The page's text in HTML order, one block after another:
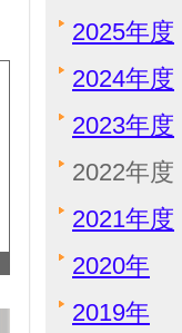
2025年度
2024年度
2023年度
2022年度
2021年度
2020年
2019年